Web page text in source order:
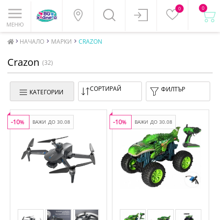
МЕНЮ
0 0
НАЧАЛО МАРКИ CRAZON
Crazon (32)
КАТЕГОРИИ СОРТИРАЙ ФИЛТЪР
ВАЖИ ДО 30.08
-10% ВАЖИ ДО 30.08
-10%